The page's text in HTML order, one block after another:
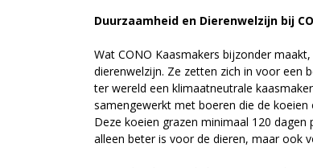
Duurzaamheid en Dierenwelzijn bij
Wat CONO Kaasmakers bijzonder
dierenwelzijn. Ze zetten zich in voor een
ter wereld een klimaatneutrale
samengewerkt met boeren die de
Deze koeien grazen minimaal 120
alleen beter is voor de dieren, maar ook